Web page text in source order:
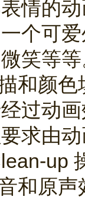
情的
个可
笑等
和颜
过动
求由
up
和原声